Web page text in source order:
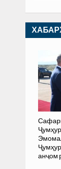
анҷом